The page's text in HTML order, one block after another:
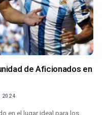
de Aficionados en
2024
en el lugar ideal para los